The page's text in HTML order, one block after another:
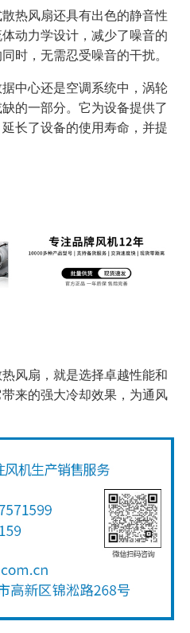
风扇还具有出色的静音性
动力学设计，减少了噪音的
时，无需忍受噪音的干扰。
心还是空调系统中，涡轮
的一部分。它为设备提供了
长了设备的使用寿命，并提
扇，就是选择卓越性能和
来的强大冷却效果，为通风